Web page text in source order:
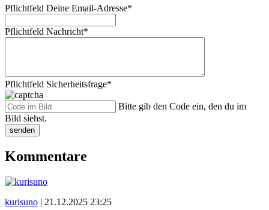
Pflichtfeld Deine Email-Adresse*
Pflichtfeld Nachricht*
Pflichtfeld Sicherheitsfrage*
Bitte gib den Code ein, den du im
Bild siehst.
senden
Kommentare
kurisuno | 21.12.2025 23:25